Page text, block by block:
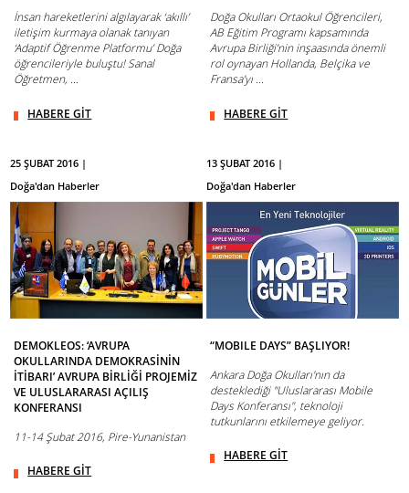
İnsan hareketlerini algılayarak ‘akıllı’
iletişim kurmaya olanak tanıyan
‘Adaptif Öğrenme Platformu’ Doğa
öğrencileriyle buluştu! Sanal
Öğretmen, ...
HABERE GİT
Doğa Okulları Ortaokul Öğrencileri,
AB Eğitim Programı kapsamında
Avrupa Birliği’nin inşaasında önemli
rol oynayan Hollanda, Belçika ve
Fransa’yı ...
HABERE GİT
25 ŞUBAT 2016 |
Doğa'dan Haberler
DEMOKLEOS: ‘AVRUPA
OKULLARINDA DEMOKRASİNİN
İTİBARI’ AVRUPA BİRLİĞİ PROJEMİZ
VE ULUSLARARASI AÇILIŞ
KONFERANSI
11-14 Şubat 2016, Pire-Yunanistan
HABERE GİT
13 ŞUBAT 2016 |
Doğa'dan Haberler
“MOBILE DAYS” BAŞLIYOR!
Ankara Doğa Okulları'nın da
desteklediği "Uluslararası Mobile
Days Konferansı", teknoloji
tutkunlarını etkilemeye geliyor.
HABERE GİT